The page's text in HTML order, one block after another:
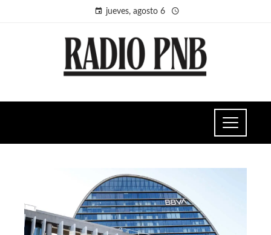
jueves, agosto 6